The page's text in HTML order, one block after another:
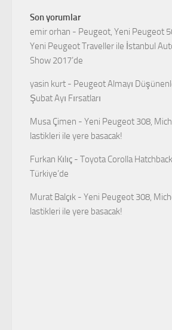
Son yorumlar
emir orhan - Peugeot, Yeni Peugeot
Yeni Peugeot Traveller ile İstanbul
Show 2017’de
yasin kurt - Peugeot Almayı
Şubat Ayı Fırsatları
Musa Çimen - Yeni Peugeot 308,
lastikleri ile yere basacak!
Furkan Kılıç - Toyota Corolla Hatchback
Türkiye’de
Murat Balçık - Yeni Peugeot 308,
lastikleri ile yere basacak!